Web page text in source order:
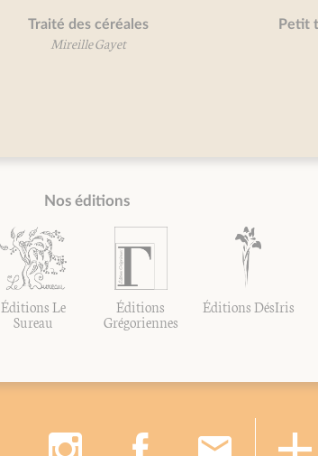
Traité des céréales
Mireille Gayet
Petit
Nos éditions
Éditions Le
Sureau
Éditions
Grégoriennes
Éditions DésIris